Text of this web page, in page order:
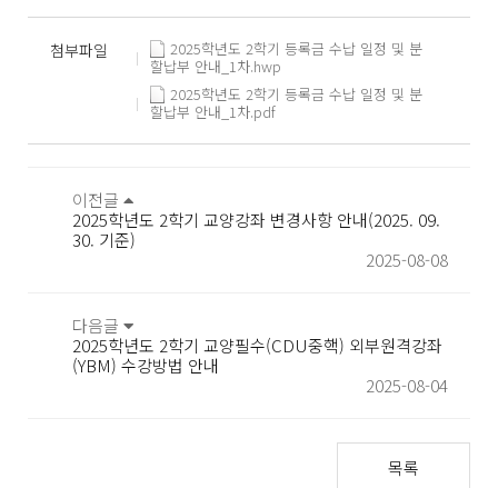
첨부파일
2025학년도 2학기 등록금 수납 일정 및 분
할납부 안내_1차.hwp
2025학년도 2학기 등록금 수납 일정 및 분
할납부 안내_1차.pdf
이전글
2025학년도 2학기 교양강좌 변경사항 안내(2025. 09.
30. 기준)
2025-08-08
다음글
2025학년도 2학기 교양필수(CDU중핵) 외부원격강좌
(YBM) 수강방법 안내
2025-08-04
목록